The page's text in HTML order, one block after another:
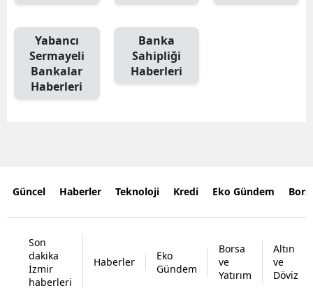
Yabancı
Sermayeli
Bankalar
Haberleri
Banka
Sahipliği
Haberleri
Güncel Haberler Teknoloji Kredi Eko Gündem
Son
dakika
İzmir
haberleri
Haberler
Eko
Gündem
Borsa
ve
Yatırım
Altın
ve
Döviz